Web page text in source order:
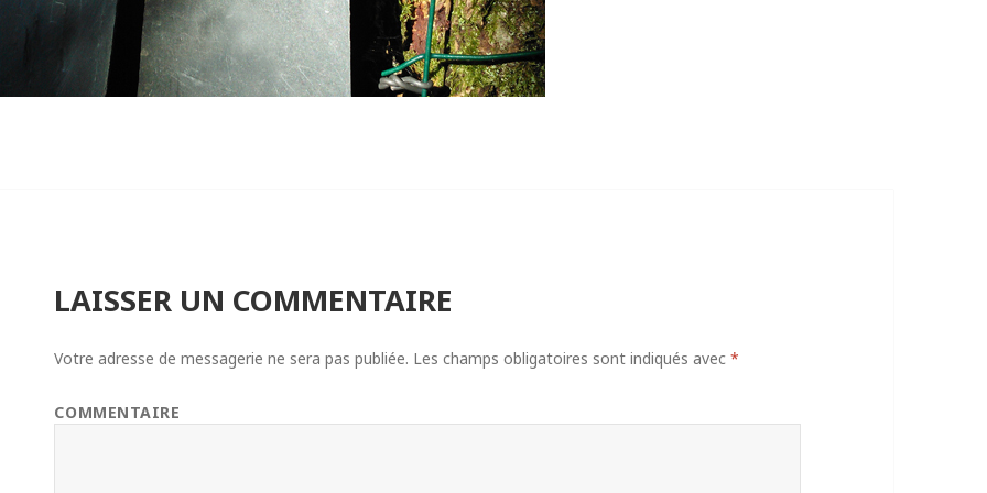
LAISSER UN COMMENTAIRE
Votre adresse de messagerie ne sera pas publiée. Les champs obligatoires sont indiqués avec*
COMMENTAIRE